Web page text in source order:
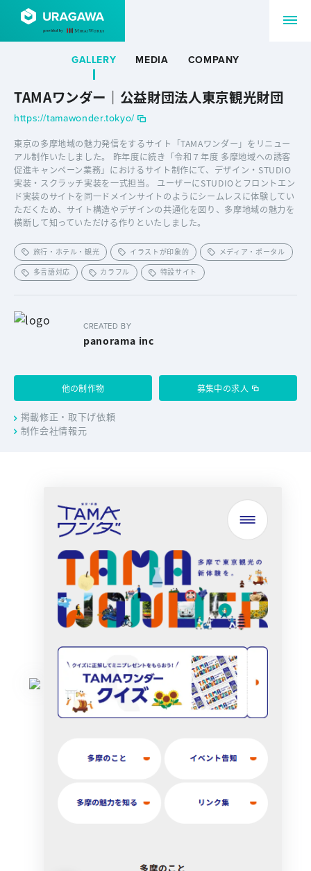
GALLERY MEDIA COMPANY
TAMAワンダー｜公益財団法人東京観光財団
https://tamawonder.tokyo/
東京の多摩地域の魅力発信をするサイト「TAMAワンダー」をリニュー
アル制作いたしました。 昨年度に続き「令和７年度 多摩地域への誘客
促進キャンペーン業務」におけるサイト制作にて、デザイン・STUDIO
実装・スクラッチ実装を一式担当。 ユーザーにSTUDIOとフロントエン
ド実装のサイトを同一ドメインサイトのようにシームレスに体験してい
ただくため、サイト構造やデザインの共通化を図り、多摩地域の魅力を
横断して知っていただける作りといたしました。
旅行・ホテル・観光 イラストが印象的
メディア・ポータル
多言語対応
カラフル 特設サイト
CREATED BY
panorama inc
他の制作物 募集中の求人
掲載修正・取下げ依頼
制作会社情報元